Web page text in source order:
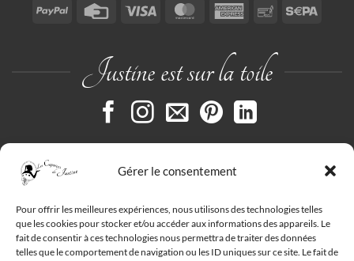
Gérer le consentement
Pour offrir les meilleures expériences, nous utilisons des technologies telles
que les cookies pour stocker et/ou accéder aux informations des appareils. Le
fait de consentir à ces technologies nous permettra de traiter des données
telles que le comportement de navigation ou les ID uniques sur ce site. Le fait de
PayPal
Credit
Visa MasterCardAmericanPaiement
Justine est sur la toile